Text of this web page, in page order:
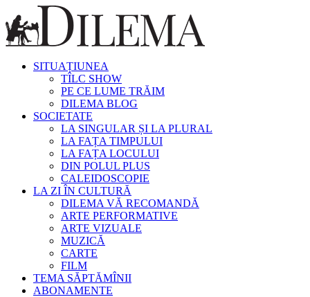
SITUAȚIUNEA
TÎLC SHOW
PE CE LUME TRĂIM
DILEMA BLOG
SOCIETATE
LA SINGULAR ȘI LA PLURAL
LA FAȚA TIMPULUI
LA FAȚA LOCULUI
DIN POLUL PLUS
CALEIDOSCOPIE
LA ZI ÎN CULTURĂ
DILEMA VĂ RECOMANDĂ
ARTE PERFORMATIVE
ARTE VIZUALE
MUZICĂ
CARTE
FILM
TEMA SĂPTĂMÎNII
ABONAMENTE